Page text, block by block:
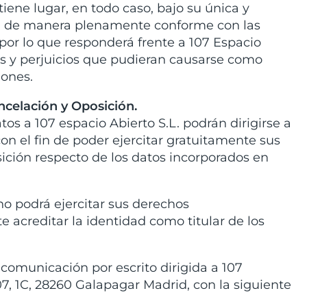
lugar, en todo caso, bajo su única y
manera plenamente conforme con las
lo que responderá frente a 107 Espacio
y perjuicios que pudieran causarse como
y Oposición.
a 107 espacio Abierto S.L. podrán dirigirse a
el fin de poder ejercitar gratuitamente sus
respecto de los datos incorporados en
podrá ejercitar sus derechos
acreditar la identidad como titular de los
por escrito dirigida a 107
1C, 28260 Galapagar Madrid, con la siguiente